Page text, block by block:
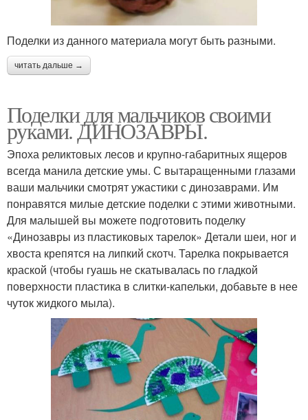
Поделки из данного материала могут быть разными.
читать дальше →
Поделки для мальчиков своими
руками. ДИНОЗАВРЫ.
Эпоха реликтовых лесов и крупно-габаритных ящеров
всегда манила детские умы. С вытаращенными глазами
ваши мальчики смотрят ужастики с динозаврами. Им
понравятся милые детские поделки с этими животными.
Для малышей вы можете подготовить поделку
«Динозавры из пластиковых тарелок» Детали шеи, ног и
хвоста крепятся на липкий скотч. Тарелка покрывается
краской (чтобы гуашь не скатывалась по гладкой
поверхности пластика в слитки-капельки, добавьте в нее
чуток жидкого мыла).